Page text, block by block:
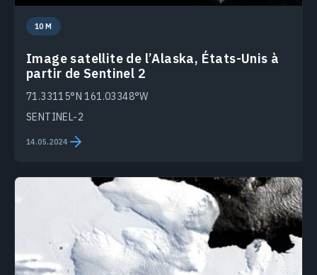
10 M
Image satellite de l’Alaska, États-Unis à
partir de Sentinel 2
71.33115°N 161.03348°W
SENTINEL-2
14.05.2024